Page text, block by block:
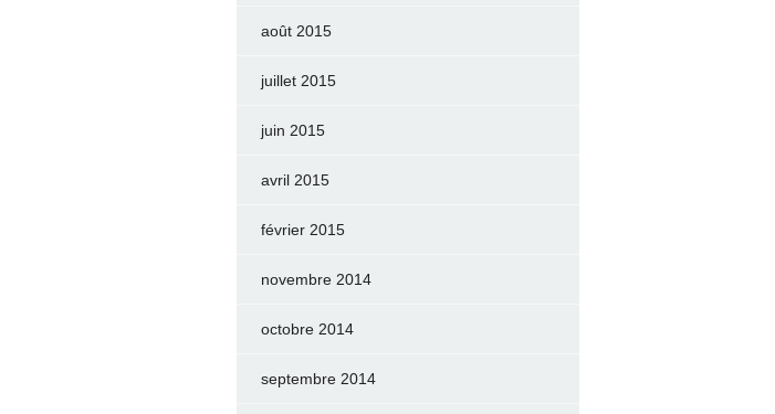
août 2015
juillet 2015
juin 2015
avril 2015
février 2015
novembre 2014
octobre 2014
septembre 2014